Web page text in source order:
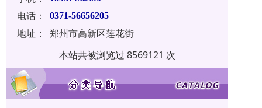
电话： 0371-56656205
地址：
郑州市高新区莲花街
本站共被浏览过 8569121 次